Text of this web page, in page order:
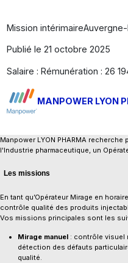
Mission intérimaire
Publié le 21 octobre 2025
Salaire : Rémunération : 26
MANPOWER LYON
Manpower LYON PHARMA
l'Industrie pharmaceutique, un
Les missions
En tant qu’Opérateur Mirage en
contrôle qualité des produits
Vos missions principales sont les
Mirage manuel: contrôle visuel
détection des défauts
qualité.